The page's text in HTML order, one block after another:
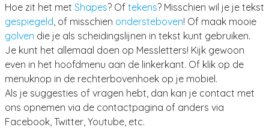
Hoe zit het met Shapes? Of tekens? Misschien wil je je tekst
gespiegeld , of misschien ondersteboven! Of maak mooie
golven die je als scheidingslijnen in tekst kunt gebruiken.
Je kunt het allemaal doen op Messletters! Kijk gewoon
even in het hoofdmenu aan de linkerkant. Of klik op de
menuknop in de rechterbovenhoek op je mobiel.
Als je suggesties of vragen hebt, dan kan je contact met
ons opnemen via de contactpagina of anders via
Facebook, Twitter, Youtube, etc.